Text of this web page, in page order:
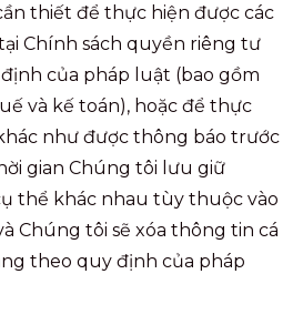
thiết để thực hiện được các
Chính sách quyền riêng tư
của pháp luật (bao gồm
và kế toán), hoặc để thực
như được thông báo trước
gian Chúng tôi lưu giữ
thể khác nhau tùy thuộc vào
Chúng tôi sẽ xóa thông tin cá
theo quy định của pháp